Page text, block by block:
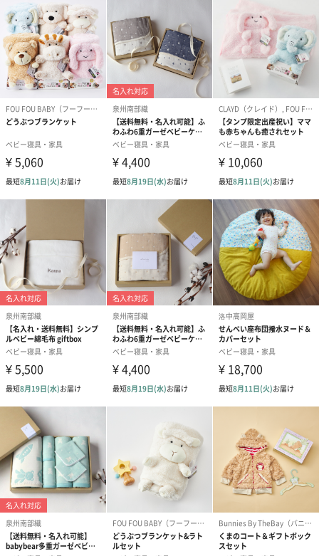
商品詳細情報
素材
本体:ポリエステル100%
サイズ
縦：100cm
横：100cm
原産国
中国
注意事項
※照明の関係により、実際よりも色味が違って見える
場合があります。
干製品と画像のカラーが異なる場合もございます。予
めご了承ください。
商品の色味は、商品単品画像をご参照下さい。
※商品画像はサンプルのため、色味やサイズ等の仕様
に変更がある場合がございますので、予めご了承くだ
商品オプション情報
紙袋
お渡し用の紙袋です。
商品に合わせたサイズをお届けします。
あり（280円）